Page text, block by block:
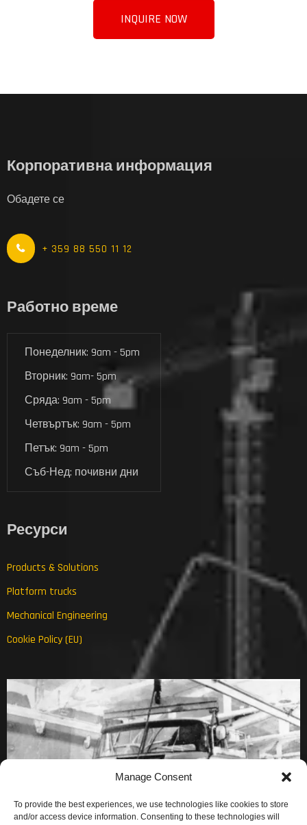
Manage Consent
To provide the best experiences, we use technologies like cookies to store
and/or access device information. Consenting to these technologies will
INQUIRE NOW
Корпоративна информация
Обадете се
+ 359 88 550 11 12
Работно време
Понеделник: 9am - 5pm
Вторник: 9am- 5pm
Сряда: 9am - 5pm
Четвъртък: 9am - 5pm
Петък: 9am - 5pm
Съб-Нед: почивни дни
Ресурси
Products & Solutions
Platform trucks
Mechanical Engineering
Cookie Policy (EU)